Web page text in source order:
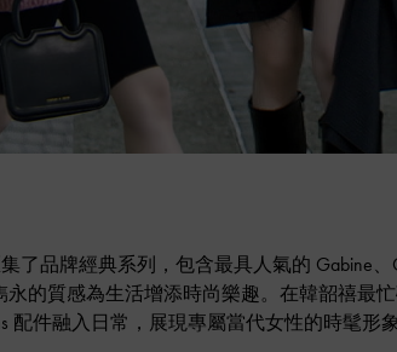
集了品牌經典系列，包含最具人氣的 Gabine、
永的質感為生活增添時尚樂趣。在韓韶禧最
配件融入日常，展現專屬當代女性的時髦形象